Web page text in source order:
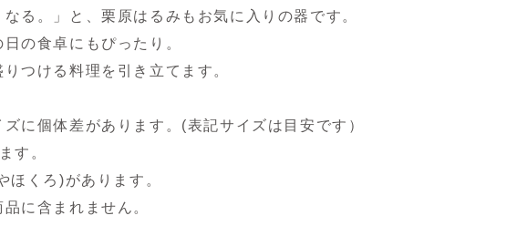
る。」と、栗原はるみもお気に入りの器です。
の食卓にもぴったり。
つける料理を引き立てます。
に個体差があります。(表記サイズは目安です）
す。
くろ)があります。
に含まれません。